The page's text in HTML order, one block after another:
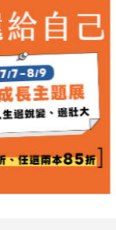
明蕾教授，
，
於閱讀認知研究
授並肩共事超過
容這位儒雅學